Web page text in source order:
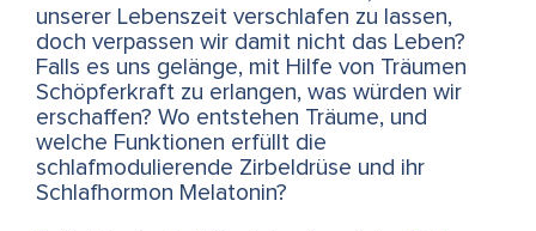
unserer Lebenszeit verschlafen zu lassen,
doch verpassen wir damit nicht das Leben?
Falls es uns gelänge, mit Hilfe von Träumen
Schöpferkraft zu erlangen, was würden wir
erschaffen? Wo entstehen Träume, und
welche Funktionen erfüllt die
schlafmodulierende Zirbeldrüse und ihr
Schlafhormon Melatonin?